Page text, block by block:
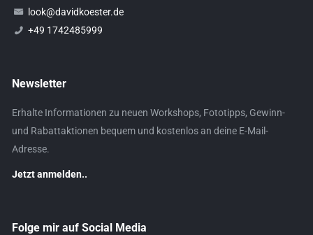
look@davidkoester.de
+49 1742485999
Newsletter
Erhalte Informationen zu neuen Workshops, Fototipps, Gewinn-
und Rabattaktionen bequem und kostenlos an deine E-Mail-
Adresse.
Jetzt anmelden..
Folge mir auf Social Media